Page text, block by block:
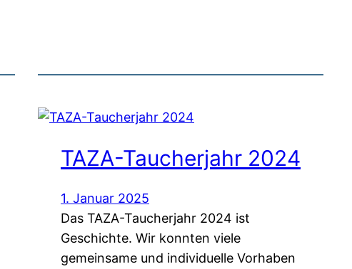
TAZA-Taucherjahr 2024
1. Januar 2025
Das TAZA-Taucherjahr 2024 ist
Geschichte. Wir konnten viele
gemeinsame und individuelle Vorhaben